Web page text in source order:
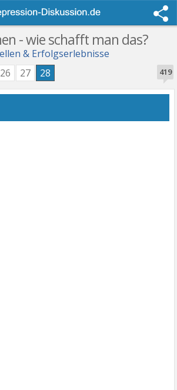
- wie schafft man das?
& Erfolgserlebnisse
419
26 27 28